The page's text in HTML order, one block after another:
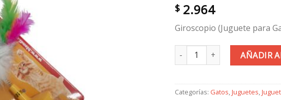
$ 2.964
Giroscopio (Juguete para
Giroscopio (Juguete para
AÑADIR
Categorías: Gatos,Juguetes,